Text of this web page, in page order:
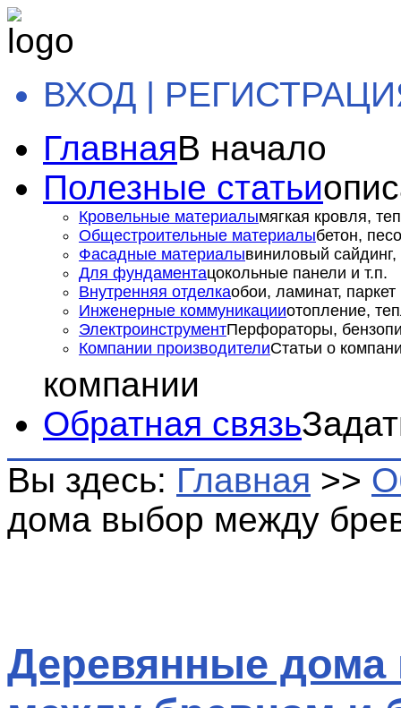
ВХОД |
ГлавнаяВ начало
Полезные статьи
Кровельные материалымягкая кровля,
Общестроительные материалыбетон,
Фасадные материалывиниловый сайдинг,
Для фундаментацокольные панели и т.п.
Внутренняя отделкаобои, ламинат, паркет
Инженерные коммуникацииотопление,
ЭлектроинструментПерфораторы,
Компании производителиСтатьи о
компании
Обратная связь
Вы здесь: Главная >>
дома выбор между
Деревянные